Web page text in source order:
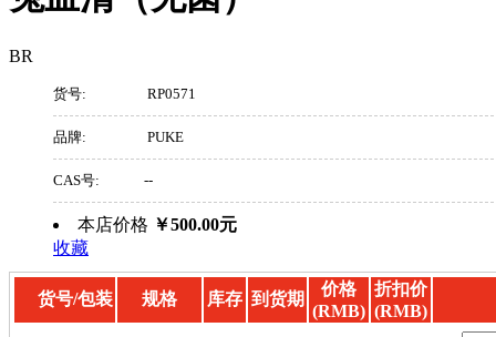
BR
货号: RP0571
品牌: PUKE
CAS号: --
本店价格 ￥500.00元
收藏
货号/包装 规格 库存 到货期
价格
(RMB)
折扣价
(RMB)